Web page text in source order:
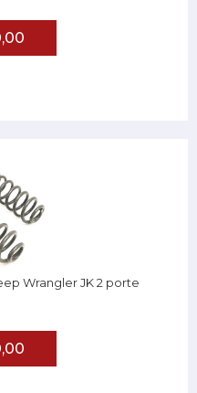
Wrangler JK 2 porte